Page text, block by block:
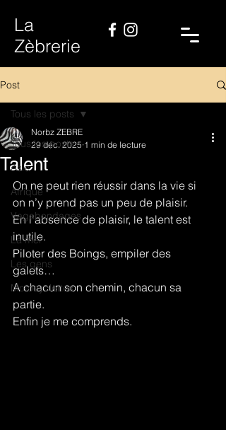
La
Zèbrerie
Post
Tous les posts
Asie
Afrique
Vagabondages
La mer
Les gens
Motocyclettes
Tous les posts
Talent
Norbz ZEBRE
29 déc. 2025 1 min de lecture
On ne peut rien réussir dans la vie si
on n’y prend pas un peu de plaisir.
En l’absence de plaisir, le talent est
inutile.
Piloter des Boings, empiler des
galets…
A chacun son chemin, chacun sa
partie.
Enfin je me comprends.